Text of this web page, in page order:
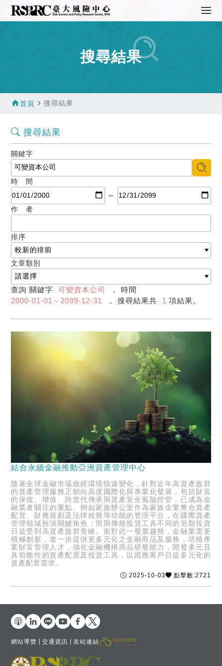
搜尋結果
home首頁 navigate_next搜尋結果
搜尋結果
關鍵字
時 間
～
作 者
排序
文章類別
查詢 關鍵字可變資本公司
， 時間
2000-01-01～2099-12-31
， 搜尋結果共 1 項結果。
結合永續金融推動亞洲資產管理中心
隨著全球金融市場政經環境快速變化，針對近年高資產族群
的資產管理服務正朝向高度國際化與專業化發展，包括財富
的保值、增值、跨世代傳承與資產安全風險控管，已成為金
融業者關注的重點。例如家族辦公室作為家族企業整合資產
配置、財務規劃及法律稅務等功能的管理平台，在國際資產
管理領域扮演關鍵角色；而與傳統投資工具不同的另類投資
日益受到高資產族群青睞。面對此一發展趨勢，金融業需更
積極創新，進一步提供更多元化之金融商品及服務，培植專
業財富管理人才，強化金融機構商品研發能力，開發多元且
具前瞻性的資產配置及投資工具，以因應客戶日益多元化的
資產配置需求。
2025-10-03 點擊數:2721
網站導覽 交通資訊 友站連結